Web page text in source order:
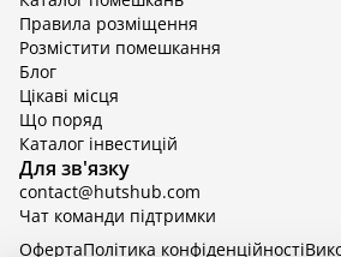
Відпочинок у Вінницькій області
Відпочинок в Яремче
Відпочинок у Львівській області з
Відпочинок з басейном в
Правила розміщення
Розмістити помешкання
Блог
Цікаві місця
Що поряд
Каталог інвестицій
Для зв'язку
contact@hutshub.com
Чат команди підтримки
ОфертаПолітика конфіденційності